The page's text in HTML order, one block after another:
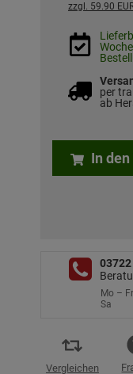
zzgl. 59.90
per
ab
In
Mo – Fr
Sa
Vergleichen